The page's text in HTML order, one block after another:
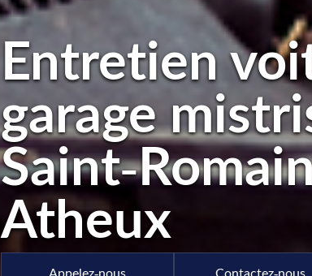
Entretien
garage
Saint-
Atheux
Appelez-nous Contactez-nous